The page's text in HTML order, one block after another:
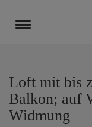
Navigation
Loft mit bis
Balkon; auf
Widmung